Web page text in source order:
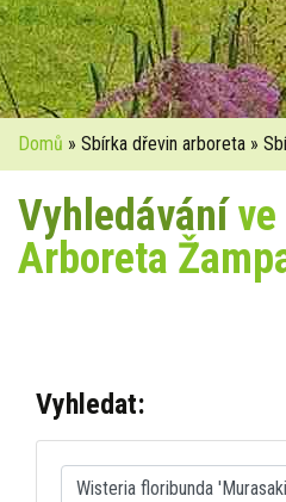
Domů » Sbírka dřevin arboreta »
Vyhledáváníve
Arboreta
Vyhledat: